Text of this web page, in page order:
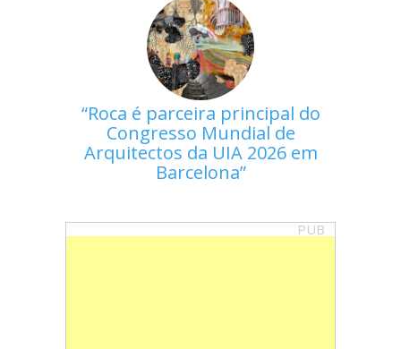
Roca é parceira principal do
Congresso Mundial de
Arquitectos da UIA 2026 em
Barcelona
PUB